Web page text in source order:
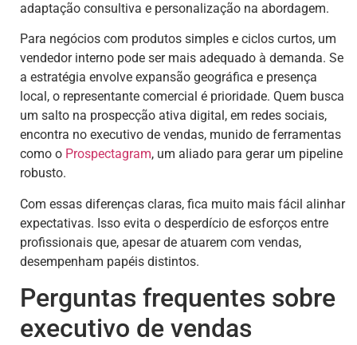
adaptação consultiva e personalização na abordagem.
Para negócios com produtos simples e ciclos curtos, um
vendedor interno pode ser mais adequado à demanda. Se
a estratégia envolve expansão geográfica e presença
local, o representante comercial é prioridade. Quem busca
um salto na prospecção ativa digital, em redes sociais,
encontra no executivo de vendas, munido de ferramentas
como o Prospectagram, um aliado para gerar um pipeline
robusto.
Com essas diferenças claras, fica muito mais fácil alinhar
expectativas. Isso evita o desperdício de esforços entre
profissionais que, apesar de atuarem com vendas,
desempenham papéis distintos.
Perguntas frequentes sobre
executivo de vendas